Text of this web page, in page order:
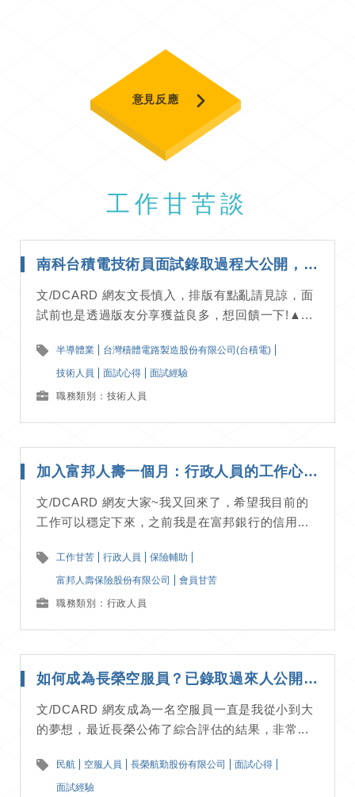
意見反應
工作甘苦談
南科台積電技術員面試錄取過程大公開，想進台積電必看！｜面試經驗分享
文/DCARD 網友文長慎入，排版有點亂請見諒，面
試前也是透過版友分享獲益良多，想回饋一下!▲...
半導體業 台灣積體電路製造股份有限公司(台積電)
技術人員 面試心得 面試經驗
職務類別：技術人員
加入富邦人壽一個月：行政人員的工作心得分享｜工作甘苦談
文/DCARD 網友大家~我又回來了，希望我目前的
工作可以穩定下來，之前我是在富邦銀行的信用...
工作甘苦 行政人員 保險輔助
富邦人壽保險股份有限公司 會員甘苦
職務類別：行政人員
如何成為長榮空服員？已錄取過來人公開準備秘訣與面試流程｜面試經驗分享
文/DCARD 網友成為一名空服員一直是我從小到大
的夢想，最近長榮公佈了綜合評估的結果，非常...
民航 空服人員 長榮航勤股份有限公司 面試心得
面試經驗